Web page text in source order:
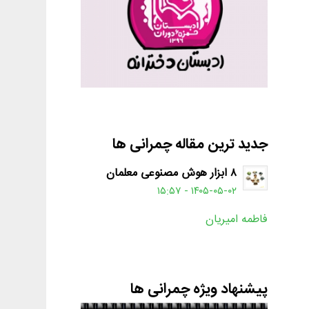
جدید ترین مقاله چمرانی ها
۸ ابزار هوش مصنوعی معلمان
۱۴۰۵-۰۵-۰۲ - ۱۵:۵۷
فاطمه امیریان
پیشنهاد ویژه چمرانی ها